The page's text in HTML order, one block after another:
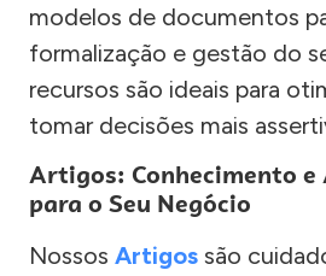
modelos de documentos
formalização e gestão do
recursos são ideais para
tomar decisões mais
Artigos: Conhecimento e
para o Seu Negócio
Nossos Artigos são